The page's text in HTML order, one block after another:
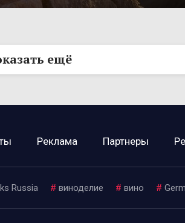
ещё
Реклама Партнеры
Russia # виноделие # вино #